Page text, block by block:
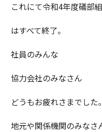
これにて令和4年度礒部
はすべて終了。
社員のみんな
協力会社のみなさん
どうもお疲れさまでした。
地元や関係機関のみなさ